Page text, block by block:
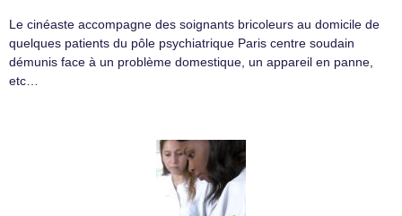
Le cinéaste accompagne des soignants bricoleurs au domicile de
quelques patients du pôle psychiatrique Paris centre soudain
démunis face à un problème domestique, un appareil en panne,
etc…